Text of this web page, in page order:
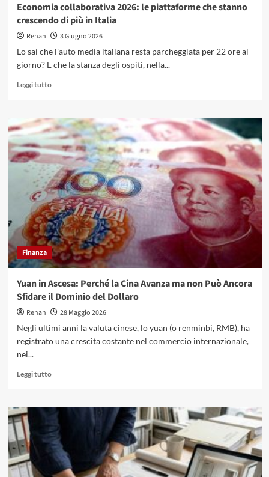
Economia collaborativa 2026: le piattaforme che stanno
crescendo di più in Italia
Renan
3 Giugno 2026
Lo sai che l'auto media italiana resta parcheggiata per 22 ore al
giorno? E che la stanza degli ospiti, nella...
Leggi tuttoLeggi
su
Economia
collaborativa
2026:
le
piattaforme
che
stanno
crescendo
di
più
in
Italia
Finanza
Yuan in Ascesa: Perché la Cina Avanza ma non Può Ancora
Sfidare il Dominio del Dollaro
Renan
28 Maggio 2026
Negli ultimi anni la valuta cinese, lo yuan (o renminbi, RMB), ha
registrato una crescita costante nel commercio internazionale,
nei...
Leggi tuttoLeggi
su
in
Ascesa:
Perché
la
Cina